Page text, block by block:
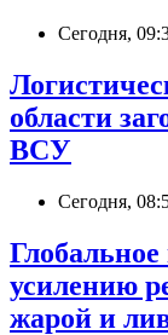
Сегодня,
области
ВСУ
Сегодня,
Глобальное
усилению
жарой и